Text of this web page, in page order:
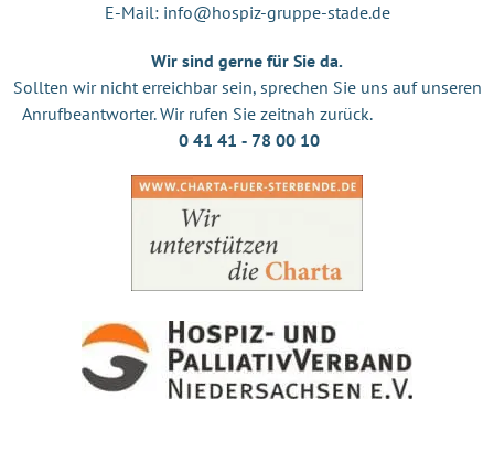
E-Mail: info@hospiz-gruppe-stade.de
Wir sind gerne für Sie da.
Sollten wir nicht erreichbar sein, sprechen Sie uns auf unseren
Anrufbeantworter. Wir rufen Sie zeitnah zurück.
0 41 41 ‐ 78 00 10